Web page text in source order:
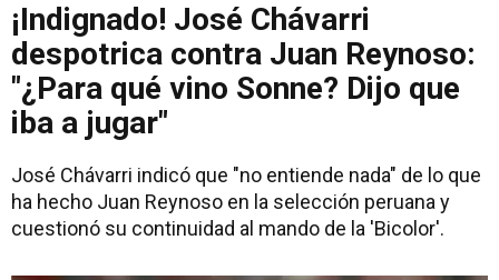
¡Indignado! José Chávarri
despotrica contra Juan Reynoso:
"¿Para qué vino Sonne? Dijo que
iba a jugar"
José Chávarri indicó que "no entiende nada" de lo que
ha hecho Juan Reynoso en la selección peruana y
cuestionó su continuidad al mando de la 'Bicolor'.